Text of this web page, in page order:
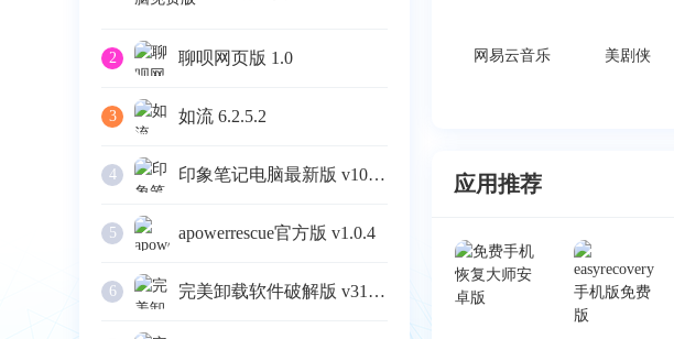
2 聊呗网页版 1.0
3 如流 6.2.5.2
4 印象笔记电脑最新版 v10.4.4
5 apowerrescue官方版 v1.0.4
6 完美卸载软件破解版 v31.16
网易云音乐 美剧侠
应用推荐